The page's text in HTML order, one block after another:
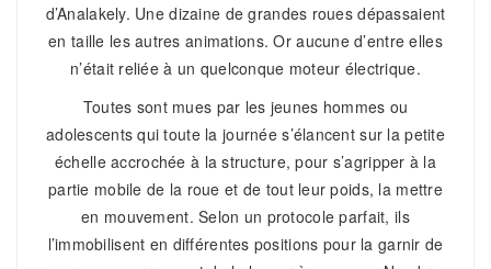
d’Analakely. Une dizaine de grandes roues dépassaient
en taille les autres animations. Or aucune d’entre elles
n’était reliée à un quelconque moteur électrique.
Toutes sont mues par les jeunes hommes ou
adolescents qui toute la journée s’élancent sur la petite
échelle accrochée à la structure, pour s’agripper à la
partie mobile de la roue et de tout leur poids, la mettre
en mouvement. Selon un protocole parfait, ils
l’immobilisent en différentes positions pour la garnir de